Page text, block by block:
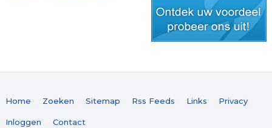
Home Zoeken Sitemap Rss Feeds Links Privacy
Inloggen Contact